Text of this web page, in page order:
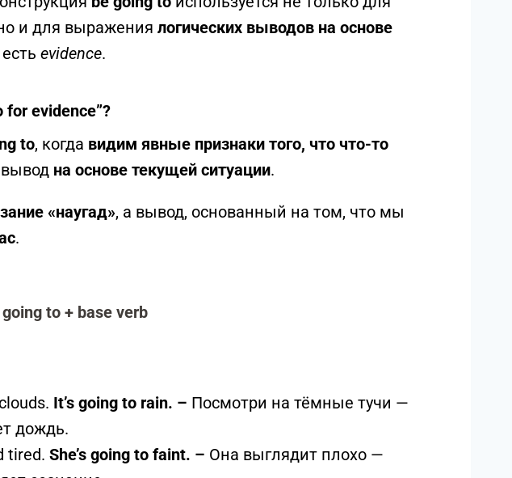
и для выражения логических выводов на основе
evidence.
for evidence”?
to, когда видим явные признаки того, что что-то
на основе текущей ситуации.
«наугад», а вывод, основанный на том, что мы
.
to + base verb
It’s going to rain. – Посмотри на тёмные тучи —
дождь.
tired. She’s going to faint. – Она выглядит плохо —